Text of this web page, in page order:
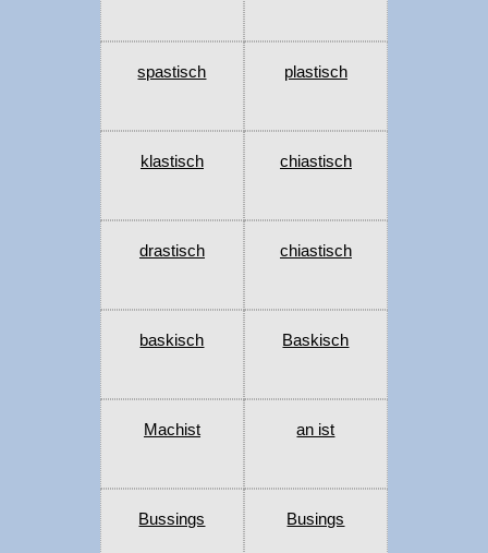
spastisch plastisch
klastisch chiastisch
drastisch chiastisch
baskisch Baskisch
Machist an ist
Bussings Busings